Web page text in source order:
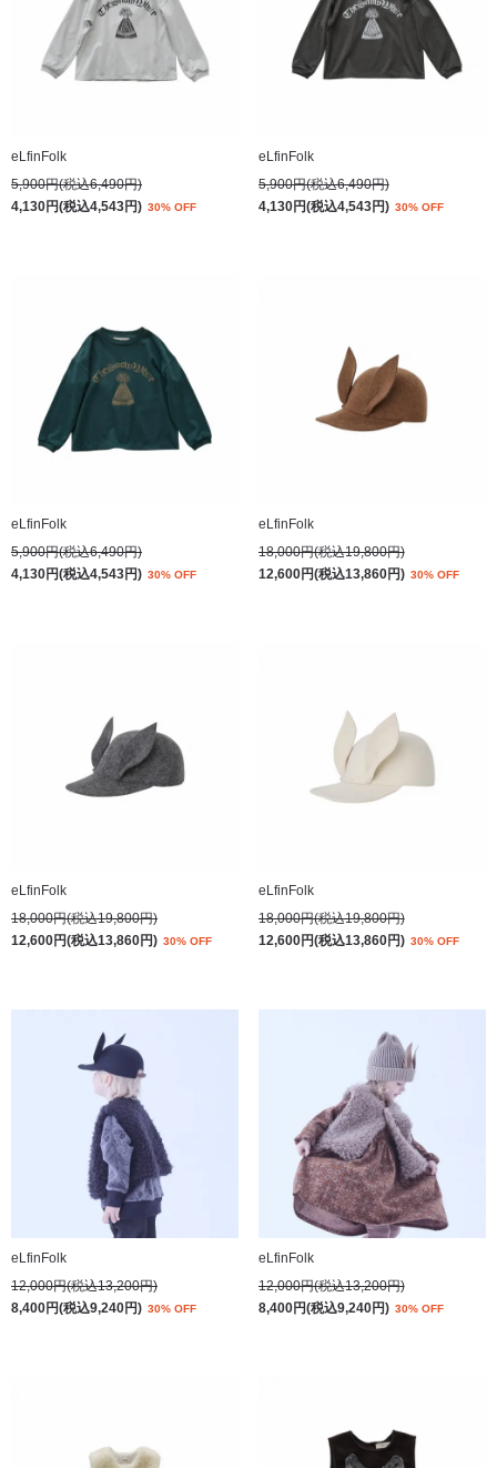
eLfinFolk
5,900円(税込6,490円)
4,130円(税込4,543円) 30% OFF
eLfinFolk
5,900円(税込6,490円)
4,130円(税込4,543円) 30% OFF
eLfinFolk
5,900円(税込6,490円)
4,130円(税込4,543円) 30% OFF
eLfinFolk
18,000円(税込19,800円)
12,600円(税込13,860円) 30% OFF
eLfinFolk
18,000円(税込19,800円)
12,600円(税込13,860円) 30% OFF
eLfinFolk
18,000円(税込19,800円)
12,600円(税込13,860円) 30% OFF
eLfinFolk
12,000円(税込13,200円)
8,400円(税込9,240円) 30% OFF
eLfinFolk
12,000円(税込13,200円)
8,400円(税込9,240円) 30% OFF